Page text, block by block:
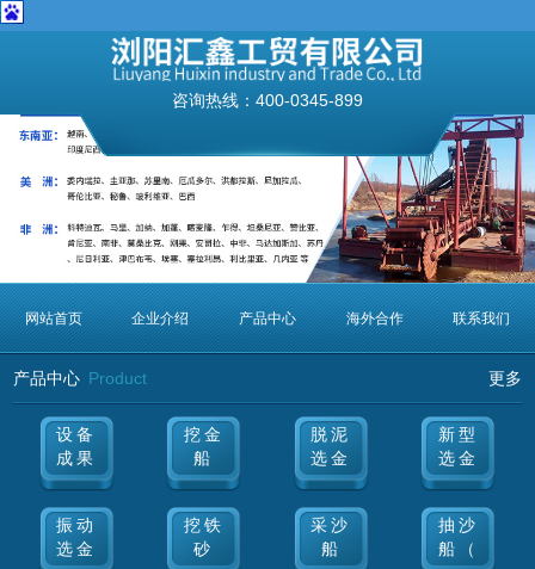
咨询热线： 400-0345-899
网站首页 企业介绍 产品中心 海外合作 联系我们
产品中心 Product 更多
设备
成果
挖金
船
脱泥
选金
新型
选金
振动
选金
挖铁
砂
采沙
船
抽沙
船（